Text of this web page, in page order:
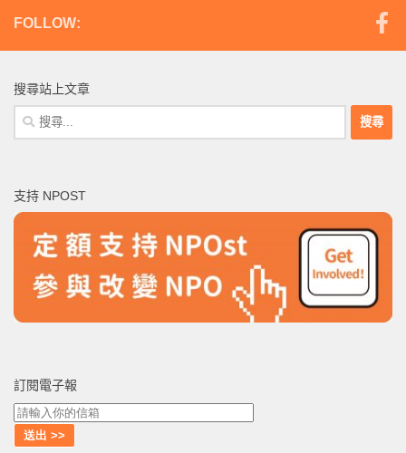
FOLLOW:
搜尋站上文章
搜
尋
字:
支持 NPOST
訂閱電子報